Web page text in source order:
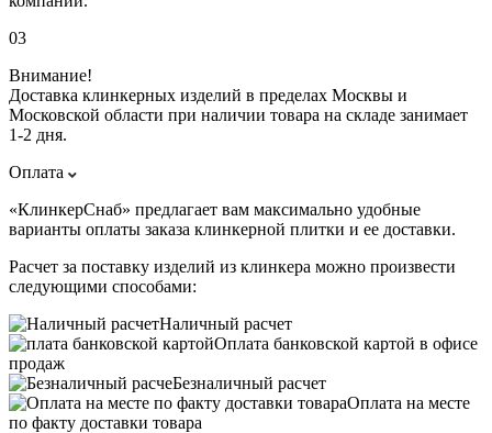
03
Внимание!
Доставка клинкерных изделий в пределах Москвы и
Московской области при наличии товара на складе занимает
1-2 дня.
Оплата
«КлинкерСнаб» предлагает вам максимально удобные
варианты оплаты заказа клинкерной плитки и ее доставки.
Расчет за поставку изделий из клинкера можно произвести
следующими способами:
Наличный расчет
Оплата банковской картой в офисе
продаж
Безналичный расчет
Оплата на месте
по факту доставки товара